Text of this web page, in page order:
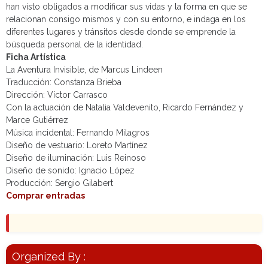
han visto obligados a modificar sus vidas y la forma en que se
relacionan consigo mismos y con su entorno, e indaga en los
diferentes lugares y tránsitos desde donde se emprende la
búsqueda personal de la identidad.
Ficha Artística
La Aventura Invisible, de Marcus Lindeen
Traducción: Constanza Brieba
Dirección: Víctor Carrasco
Con la actuación de Natalia Valdevenito, Ricardo Fernández y
Marce Gutiérrez
Música incidental: Fernando Milagros
Diseño de vestuario: Loreto Martínez
Diseño de iluminación: Luis Reinoso
Diseño de sonido: Ignacio López
Producción: Sergio Gilabert
Comprar entradas
Organized By :